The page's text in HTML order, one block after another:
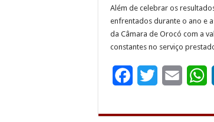
Além de celebrar os
enfrentados durante o ano e
da Câmara de Orocó com a
constantes no serviço
c
i
a
a